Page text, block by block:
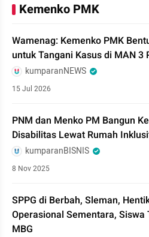
Kemenko PMK
Wamenag: Kemenko PMK
untuk Tangani Kasus di MAN 3
kumparanNEWS
15 Jul 2026
PNM dan Menko PM Bangun
Disabilitas Lewat Rumah
kumparanBISNIS
8 Nov 2025
SPPG di Berbah, Sleman,
Operasional Sementara, Siswa
MBG